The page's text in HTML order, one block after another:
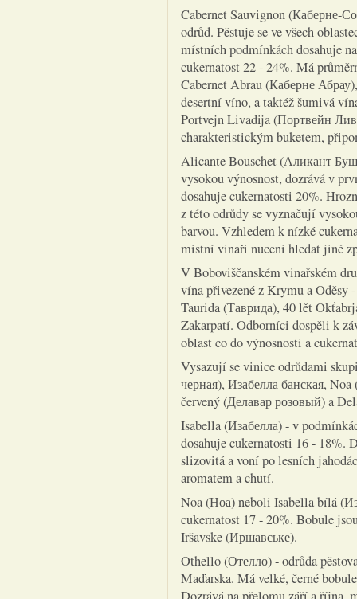
Cabernet Sauvignon (Каберне-
odrůd. Pěstuje se ve všech
místních podmínkách dosahuje
cukernatost 22 - 24%. Má
Cabernet Abrau (Каберне
desertní víno, a taktéž šumivá
Portvejn Livadija (Портвейн
charakteristickým buketem,
Alicante Bouschet (Аликант
vysokou výnosnost, dozrává v
dosahuje cukernatosti 20%.
z této odrůdy se vyznačují
barvou. Vzhledem k nízké
místní vinaři nuceni hledat jiné
V Boboviščanském vinařském
vína přivezené z Krymu a Oděsy
Taurida (Таврида), 40 lět
Zakarpatí. Odborníci dospěli k
oblast co do výnosnosti a
Vysazují se vinice odrůdami
черная), Изабелла банская,
červený (Делавар розовый) a
Isabella (Изабелла) - v
dosahuje cukernatosti 16 - 18%.
slizovitá a voní po lesních
aromatem a chutí.
Noa (Ноа) neboli Isabella bílá
cukernatost 17 - 20%. Bobule
Iršavske (Иршавське).
Othello (Отелло) - odrůda
Maďarska. Má velké, černé